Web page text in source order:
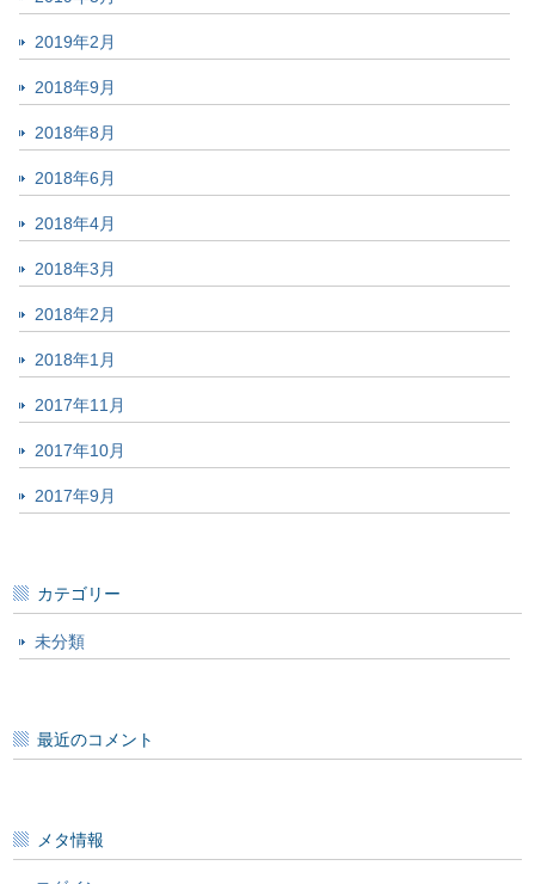
2019年2月
2018年9月
2018年8月
2018年6月
2018年4月
2018年3月
2018年2月
2018年1月
2017年11月
2017年10月
2017年9月
カテゴリー
未分類
最近のコメント
メタ情報